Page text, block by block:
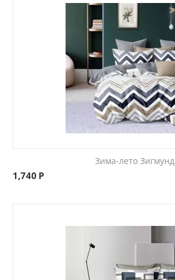
Зима-лето Зигмунд
1,740 Р